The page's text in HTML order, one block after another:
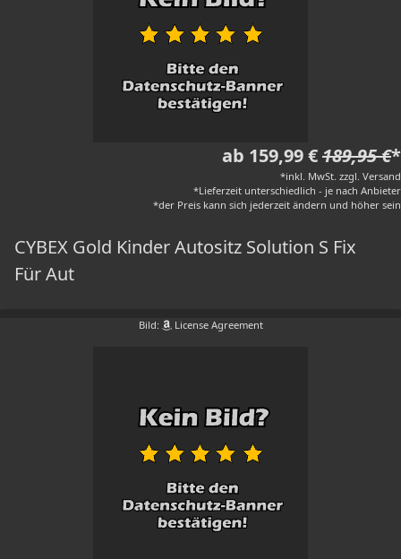
ab 159,99 €189,95 €*
*inkl. MwSt. zzgl. Versand
*Lieferzeit unterschiedlich - je nach Anbieter
*der Preis kann sich jederzeit ändern und höher sein
CYBEX Gold Kinder Autositz Solution S Fix
Für Aut
Bild: License Agreement